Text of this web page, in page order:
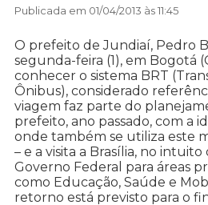
Publicada em 01/04/2013 às 11:45
O prefeito de Jundiaí, Pedro
segunda-feira (1), em Bogotá
conhecer o sistema BRT
Ônibus), considerado
viagem faz parte do
prefeito, ano passado, com a
onde também se utiliza este
– e a visita a Brasília, no
Governo Federal para áreas
como Educação, Saúde e
retorno está previsto para o